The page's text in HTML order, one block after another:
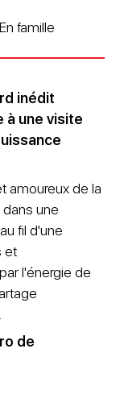
famille
inédit
à une visite
amoureux de la
une
fil d'une
et
l'énergie de
de